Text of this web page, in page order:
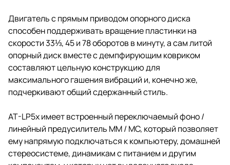
Двигатель с прямым приводом опорного диска
способен поддерживать вращение пластинки на
скорости 33⅓, 45 и 78 оборотов в минуту, а сам литой
опорный диск вместе с демпфирующим ковриком
составляют цельную конструкцию для
максимального гашения вибраций и, конечно же,
подчеркивают общий сдержанный стиль.
AT-LP5x имеет встроенный переключаемый фоно /
линейный предусилитель MM / MC, который позволяет
ему напрямую подключаться к компьютеру, домашней
стереосистеме, динамикам с питанием и другим